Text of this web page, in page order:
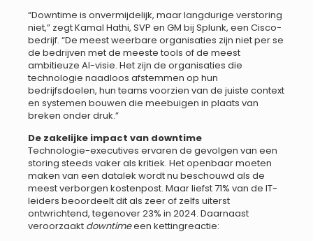
“Downtime is onvermijdelijk, maar langdurige verstoring
niet,” zegt Kamal Hathi, SVP en GM bij Splunk, een Cisco-
bedrijf. “De meest weerbare organisaties zijn niet per se
de bedrijven met de meeste tools of de meest
ambitieuze AI-visie. Het zijn de organisaties die
technologie naadloos afstemmen op hun
bedrijfsdoelen, hun teams voorzien van de juiste context
en systemen bouwen die meebuigen in plaats van
breken onder druk.”
De zakelijke impact van downtime
Technologie-executives ervaren de gevolgen van een
storing steeds vaker als kritiek. Het openbaar moeten
maken van een datalek wordt nu beschouwd als de
meest verborgen kostenpost. Maar liefst 71% van de IT-
leiders beoordeelt dit als zeer of zelfs uiterst
ontwrichtend, tegenover 23% in 2024. Daarnaast
veroorzaakt downtimeeen kettingreactie: